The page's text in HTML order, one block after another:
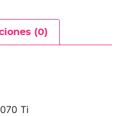
(0)
Ti